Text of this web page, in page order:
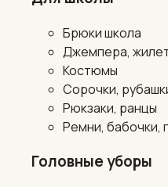
Брюки школа
Джемпера,
Костюмы
Сорочки,
Рюкзаки, ранцы
Ремни, бабочки,
Головные уборы